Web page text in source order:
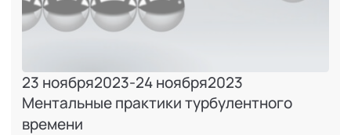
23 ноября2023-24 ноября2023
Ментальные практики турбулентного
времени